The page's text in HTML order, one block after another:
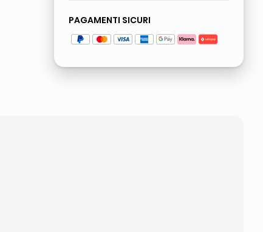
PAGAMENTI SICURI